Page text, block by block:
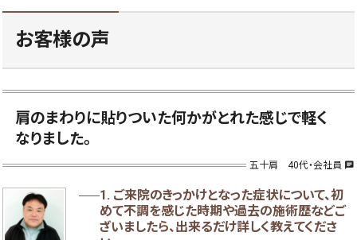
お客様の声
肩のまわりに貼りついた何かがとれた感じで軽く
なりました。
五十肩 40代・会社員 chat
1. ご来院のきっかけとなった症状について、初
めて不調を感じた時期や過去の施術歴などご
ざいましたら、出来るだけ詳しく教えてくださ